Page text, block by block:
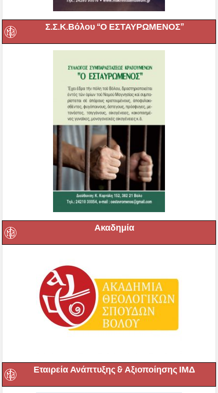
Σ.Σ.Κ.Βόλου “Ο ΕΣΤΑΥΡΩΜΕΝΟΣ”
Ακαδημία
Εταιρεία Ανάπτυξης & Αξιοποίησης ΙΜΔ